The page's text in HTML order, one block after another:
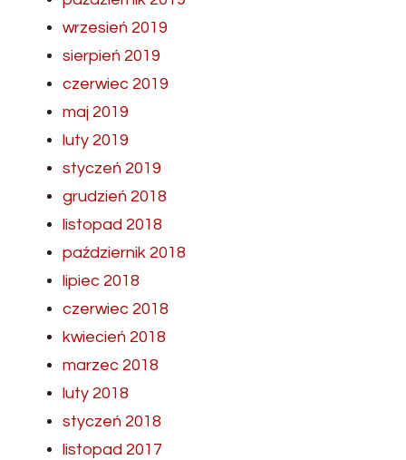
wrzesień 2019
sierpień 2019
czerwiec 2019
maj 2019
luty 2019
styczeń 2019
grudzień 2018
listopad 2018
październik 2018
lipiec 2018
czerwiec 2018
kwiecień 2018
marzec 2018
luty 2018
styczeń 2018
listopad 2017